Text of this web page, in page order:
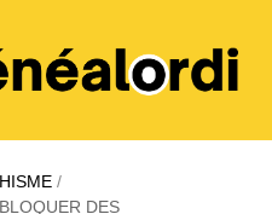
/
DES